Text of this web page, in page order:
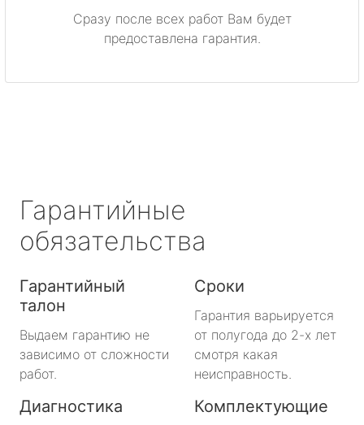
Сразу после всех работ Вам будет
предоставлена гарантия.
Гарантийные
обязательства
Гарантийный
талон
Выдаем гарантию не
зависимо от сложности
работ.
Сроки
Гарантия варьируется
от полугода до 2-х лет
смотря какая
неисправность.
Диагностика Комплектующие